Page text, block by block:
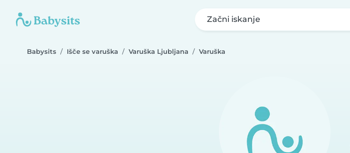
Začni iskanje
Babysits Išče se varuška Varuška Ljubljana Varuška